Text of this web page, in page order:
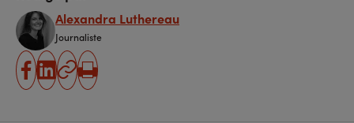
Alexandra Luthereau
Journaliste
partager
partager
Copier
Imprimer